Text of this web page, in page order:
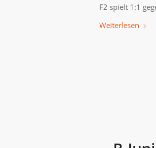
F2 spielt 1:1
Weiterlesen